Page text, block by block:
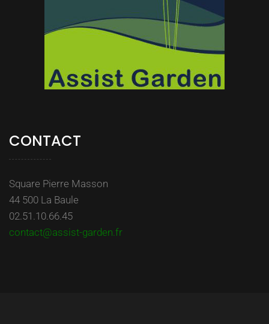
CONTACT
Square Pierre Masson
44 500 La Baule
02.51.10.66.45
contact@assist-garden.fr